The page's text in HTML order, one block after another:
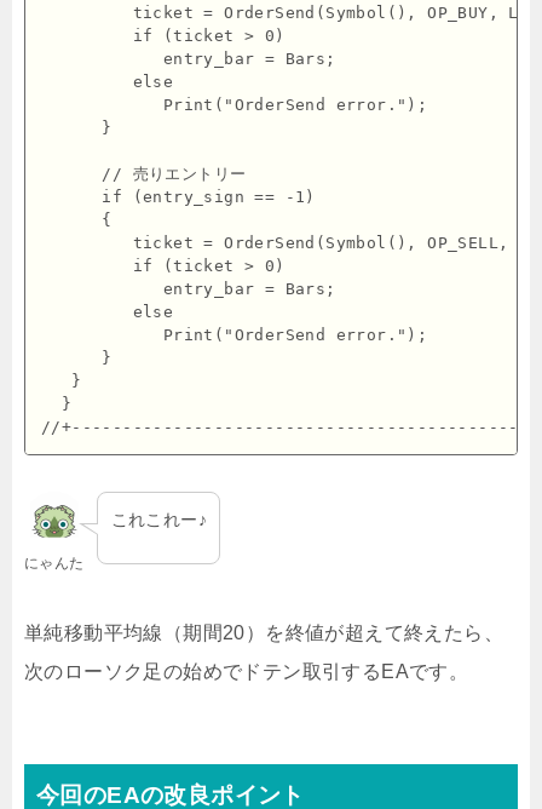
ticket = OrderSend(Symbol(), OP_BUY,
         if (ticket > 0)
            entry_bar = Bars;
         else
            Print("OrderSend error.");
      }
      // 売りエントリー
      if (entry_sign == -1)
      {
ticket = OrderSend(Symbol(), OP_SELL,
         if (ticket > 0)
            entry_bar = Bars;
         else
            Print("OrderSend error.");
      }
   }
  }
にゃんた
これこれー♪
単純移動平均線（期間20）を終値が超えて終えたら、
次のローソク足の始めでドテン取引するEAです。
今回のEAの改良ポイント